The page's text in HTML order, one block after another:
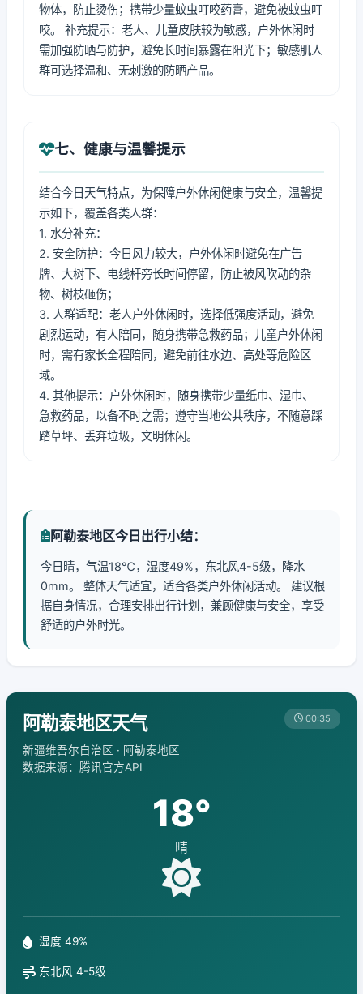
物体，防止烫伤；携带少量蚊虫叮咬药膏，避免被蚊虫叮
咬。 补充提示：老人、儿童皮肤较为敏感，户外休闲时
需加强防晒与防护，避免长时间暴露在阳光下；敏感肌人
群可选择温和、无刺激的防晒产品。
七、健康与温馨提示
结合今日天气特点，为保障户外休闲健康与安全，温馨提
示如下，覆盖各类人群：
1. 水分补充：
2. 安全防护：今日风力较大，户外休闲时避免在广告
牌、大树下、电线杆旁长时间停留，防止被风吹动的杂
物、树枝砸伤；
3. 人群适配：老人户外休闲时，选择低强度活动，避免
剧烈运动，有人陪同，随身携带急救药品；儿童户外休闲
时，需有家长全程陪同，避免前往水边、高处等危险区
域。
4. 其他提示：户外休闲时，随身携带少量纸巾、湿巾、
急救药品，以备不时之需；遵守当地公共秩序，不随意踩
踏草坪、丢弃垃圾，文明休闲。
阿勒泰地区今日出行小结：
今日晴，气温18℃，湿度49%，东北风4-5级，降水
0mm。 整体天气适宜，适合各类户外休闲活动。 建议根
据自身情况，合理安排出行计划，兼顾健康与安全，享受
舒适的户外时光。
阿勒泰地区天气
新疆维吾尔自治区 · 阿勒泰地区
数据来源：腾讯官方API
00:35
18°
晴
湿度 49%
东北风 4-5级